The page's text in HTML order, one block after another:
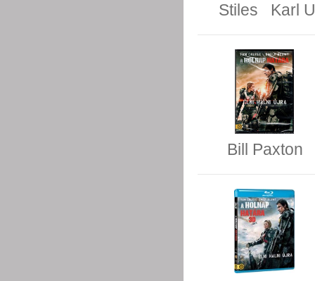
Stiles
Karl
Bill Paxton